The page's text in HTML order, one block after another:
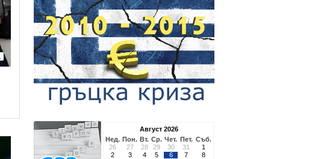
Август 2026
Нед. Пон. Вт. Ср. Чет. Пет. Съб.
26
27 28 29 30 31
1
2
3 4 5 6 7 8